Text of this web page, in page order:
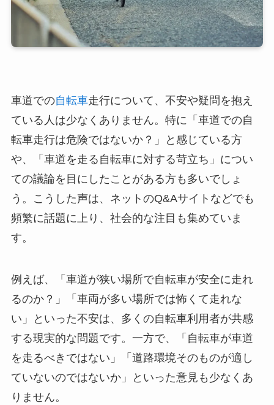
車道での自転車走行について、不安や疑問を抱え
ている人は少なくありません。特に「車道での自
転車走行は危険ではないか？」と感じている方
や、「車道を走る自転車に対する苛立ち」につい
ての議論を目にしたことがある方も多いでしょ
う。こうした声は、ネットのQ&Aサイトなどでも
頻繁に話題に上り、社会的な注目も集めていま
す。
例えば、「車道が狭い場所で自転車が安全に走れ
るのか？」「車両が多い場所では怖くて走れな
い」といった不安は、多くの自転車利用者が共感
する現実的な問題です。一方で、「自転車が車道
を走るべきではない」「道路環境そのものが適し
ていないのではないか」といった意見も少なくあ
りません。